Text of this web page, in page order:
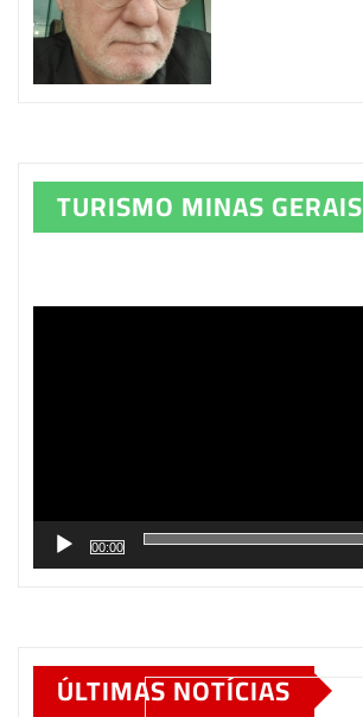
TURISMO MINAS GERAIS
00:00
ÚLTIMAS NOTÍCIAS